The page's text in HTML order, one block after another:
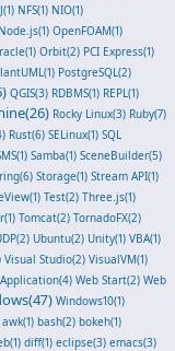
NFS(1) NIO(1)
Node.js(1) OpenFOAM(1)
Orbit(2) PCI Express(1)
PostgreSQL(2)
QGIS(3) RDBMS(1) REPL(1)
Rocky Linux(3) Ruby(7)
Rust(6) SELinux(1) SQL
Samba(1) SceneBuilder(5)
Storage(1) Stream API(1)
Test(2) Three.js(1)
Tomcat(2) TornadoFX(2)
Ubuntu(2) Unity(1) VBA(1)
Visual Studio(2) VisualVM(1)
Web Start(2) Web
Windows10(1)
awk(1) bash(2) bokeh(1)
diff(1) eclipse(3) emacs(3)